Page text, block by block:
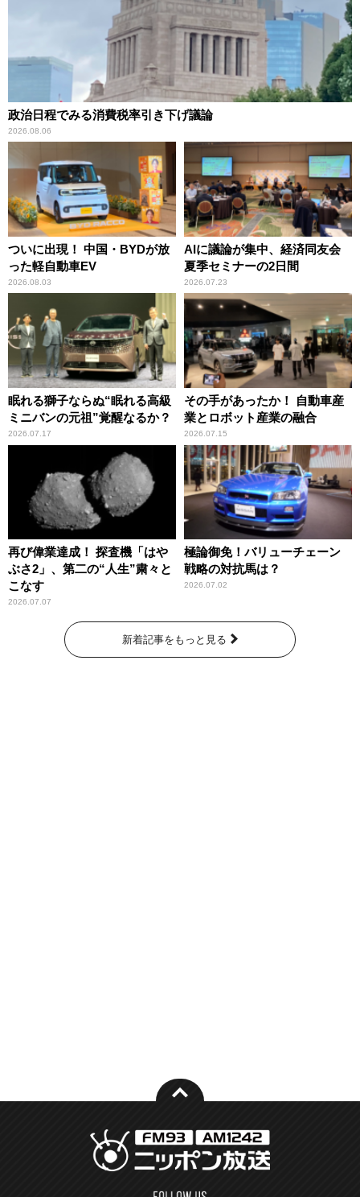
政治日程でみる消費税率引き下げ議論
2026.08.06
ついに出現！ 中国・BYDが放
った軽自動車EV
2026.08.03
AIに議論が集中、経済同友会
夏季セミナーの2日間
2026.07.23
眠れる獅子ならぬ“眠れる高級
ミニバンの元祖”覚醒なるか？
2026.07.17
その手があったか！ 自動車産
業とロボット産業の融合
2026.07.15
再び偉業達成！ 探査機「はや
ぶさ2」、第二の“人生”粛々と
こなす
2026.07.07
極論御免！バリューチェーン
戦略の対抗馬は？
2026.07.02
新着記事をもっと見る